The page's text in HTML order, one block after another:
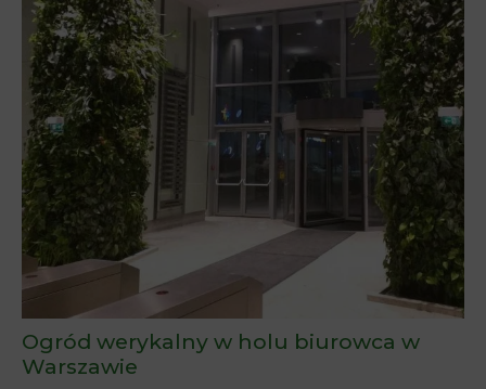
Ogród werykalny w holu biurowca w
Warszawie